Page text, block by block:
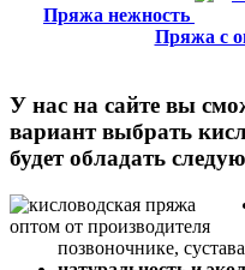
Пряжа нежность
Пряжа с
У нас на сайте вы
вариант выбрать
будет обладать
позвоночнике,